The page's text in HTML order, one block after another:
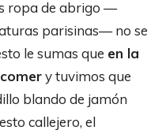
ropa de abrigo —
parisinas— no se
le sumas que en la
y tuvimos que
blando de jamón
callejero, el